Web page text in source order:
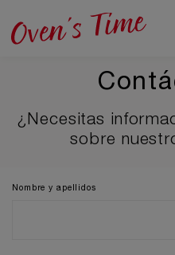
¿Necesitas
sobre
Nombre y apellidos